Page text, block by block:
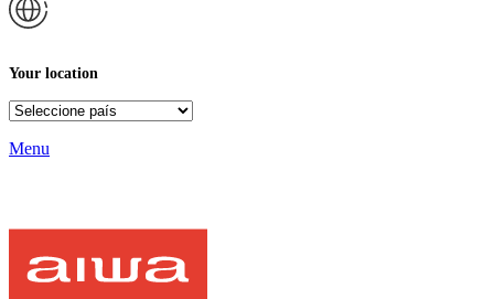
Your location
Menu